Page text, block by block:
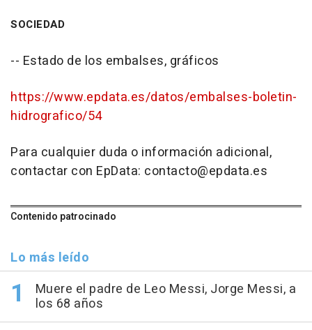
SOCIEDAD
-- Estado de los embalses, gráficos
https://www.epdata.es/datos/embalses-boletin-
hidrografico/54
Para cualquier duda o información adicional,
contactar con EpData: contacto@epdata.es
Contenido patrocinado
Lo más leído
Muere el padre de Leo Messi, Jorge Messi, a
los 68 años